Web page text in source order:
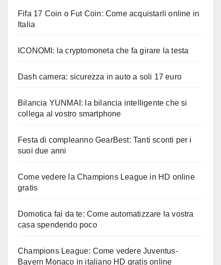
Fifa 17 Coin o Fut Coin: Come acquistarli online in
Italia
ICONOMI: la cryptomoneta che fa girare la testa
Dash camera: sicurezza in auto a soli 17 euro
Bilancia YUNMAI: la bilancia intelligente che si
collega al vostro smartphone
Festa di compleanno GearBest: Tanti sconti per i
suoi due anni
Come vedere la Champions League in HD online
gratis
Domotica fai da te: Come automatizzare la vostra
casa spendendo poco
Champions League: Come vedere Juventus-
Bayern Monaco in italiano HD gratis online